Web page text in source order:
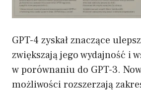
GPT-4 zyskał znaczące
zwiększają jego wydajność i
w porównaniu do GPT-3.
możliwości rozszerzają